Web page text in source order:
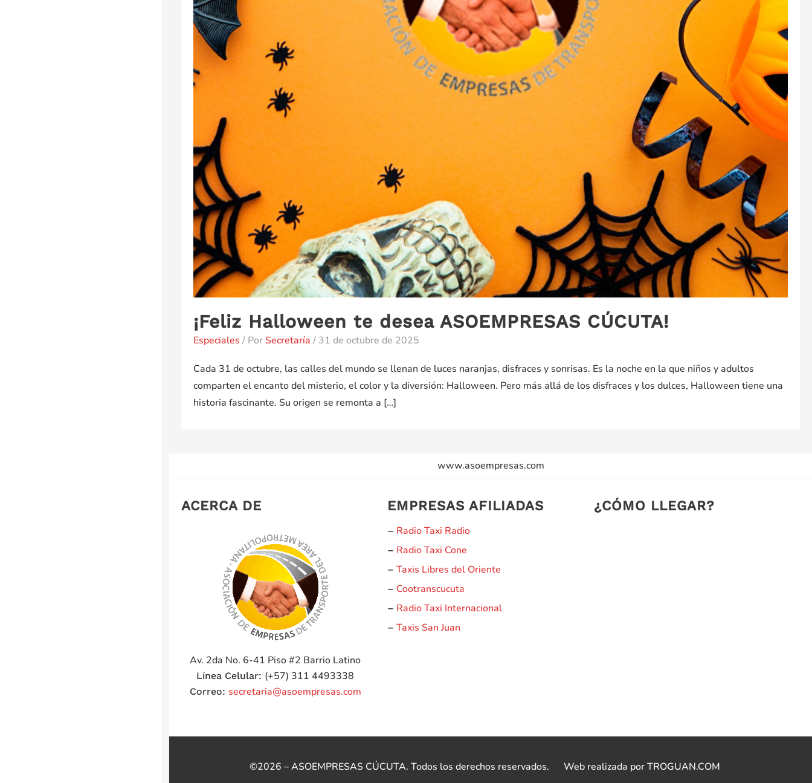
¡Feliz Halloween te desea ASOEMPRESAS CÚCUTA!
Especiales / PorSecretaría / 31 de octubre de 2025
Cada 31 de octubre, las calles del mundo se llenan de luces naranjas, disfraces y sonrisas. Es la noche en la que niños y adultos
comparten el encanto del misterio, el color y la diversión: Halloween. Pero más allá de los disfraces y los dulces, Halloween tiene una
historia fascinante. Su origen se remonta a […]
www.asoempresas.com
ACERCA DE
Av. 2da No. 6-41 Piso #2 Barrio Latino
Línea Celular: (+57) 311 4493338
Correo: secretaria@asoempresas.com
EMPRESAS AFILIADAS
– Radio Taxi Radio
– Radio Taxi Cone
– Taxis Libres del Oriente
– Cootranscucuta
– Radio Taxi Internacional
– Taxis San Juan
¿CÓMO LLEGAR?
©2026 – ASOEMPRESAS CÚCUTA. Todos los derechos reservados. Web realizada por TROGUAN.COM